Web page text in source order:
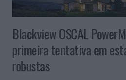
Blackview OSCAL
primeira tentativa em
robustas